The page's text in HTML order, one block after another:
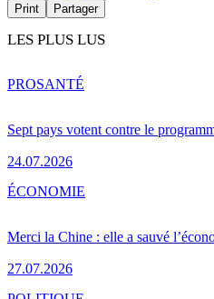
Print Partager
LES PLUS LUS
Sept pays votent contre le
24.07.2026
PROSANTÉ
Merci la Chine : elle a sauvé
27.07.2026
ÉCONOMIE